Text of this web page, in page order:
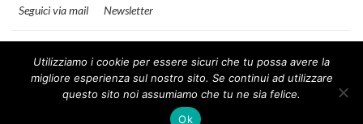
Seguici via mail
Newsletter
MilanoNera
Utilizziamo i cookie per essere sicuri che tu possa avere la
migliore esperienza sul nostro sito. Se continui ad utilizzare
questo sito noi assumiamo che tu ne sia felice.
Ok